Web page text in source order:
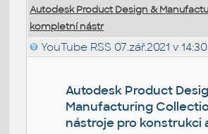
Autodesk Product Design &
kompletní nástr
YouTube RSS 07.zář.2021 v 14:30
Autodesk Product
Manufacturing
nástroje pro konstrukci